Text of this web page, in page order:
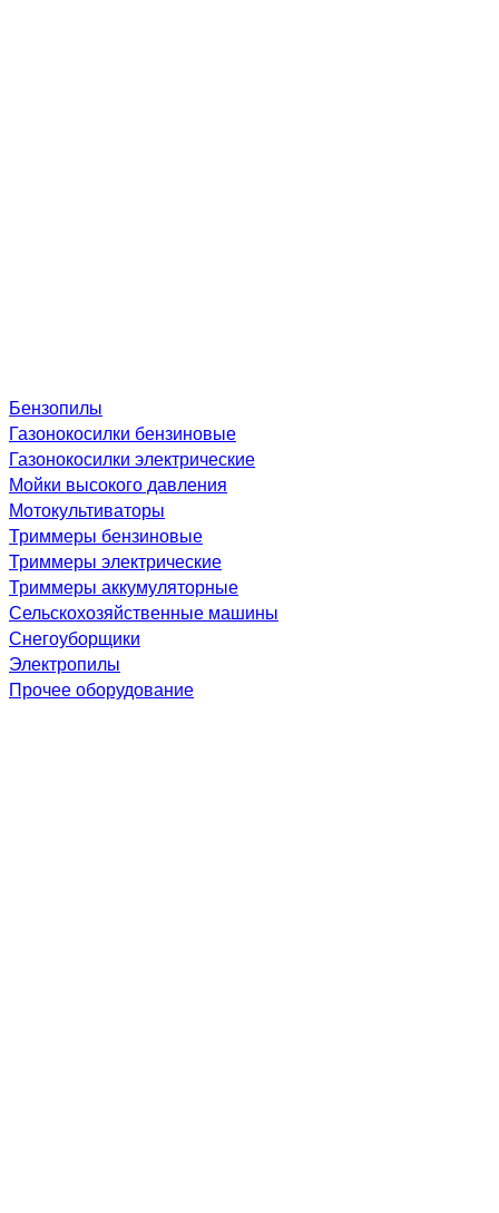
Бензопилы
Газонокосилки бензиновые
Газонокосилки электрические
Мойки высокого давления
Мотокультиваторы
Триммеры бензиновые
Триммеры электрические
Триммеры аккумуляторные
Сельскохозяйственные машины
Снегоуборщики
Электропилы
Прочее оборудование